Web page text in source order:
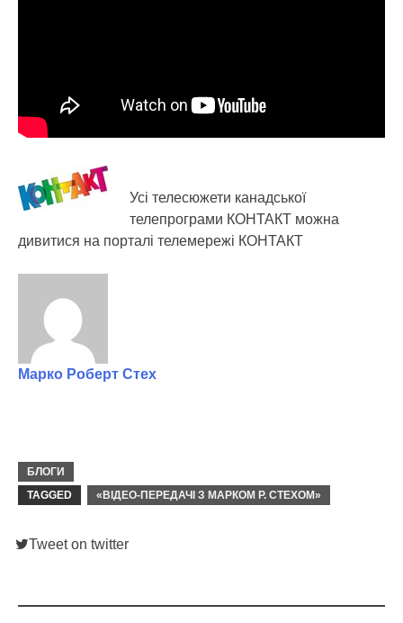
Усі телесюжети канадської
телепрограми КОНТАКТ можна
дивитися на порталі телемережі КОНТАКТ
Марко Роберт Стех
БЛОГИ
TAGGED
«ВІДЕО-ПЕРЕДАЧІ З МАРКОМ Р. СТЕХОМ»
Tweet on twitter